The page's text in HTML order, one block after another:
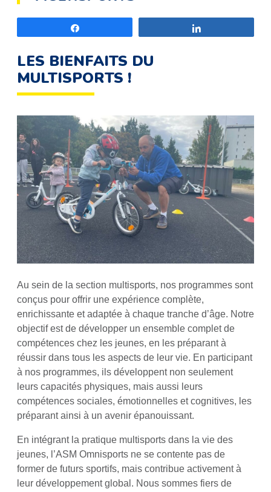
LES BIENFAITS DU
MULTISPORTS !
Au sein de la section multisports, nos programmes sont
conçus pour offrir une expérience complète,
enrichissante et adaptée à chaque tranche d’âge. Notre
objectif est de développer un ensemble complet de
compétences chez les jeunes, en les préparant à
réussir dans tous les aspects de leur vie. En participant
à nos programmes, ils développent non seulement
leurs capacités physiques, mais aussi leurs
compétences sociales, émotionnelles et cognitives, les
préparant ainsi à un avenir épanouissant.
En intégrant la pratique multisports dans la vie des
jeunes, l’ASM Omnisports ne se contente pas de
former de futurs sportifs, mais contribue activement à
leur développement global. Nous sommes fiers de